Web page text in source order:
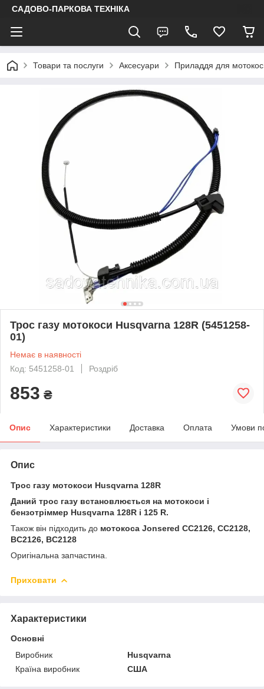
САДОВО-ПАРКОВА ТЕХНІКА
Товари та послуги Аксесуари Приладдя для
Трос газу мотокоси Husqvarna 128R (5451258-
01)
Немає в наявності
Код: 5451258-01
Роздріб
853 ₴
Опис Характеристики Доставка Оплата Умови
Опис
Трос газу мотокоси Husqvarna 128R
Даний трос газу встановлюється на мотокоси і
бензотріммер Husqvarna 128R і 125 R.
Також він підходить до мотокоса Jonsered CC2126, CC2128,
BC2126, BC2128
Оригінальна запчастина.
Приховати
Характеристики
Основні
Виробник
Husqvarna
Країна виробник
США